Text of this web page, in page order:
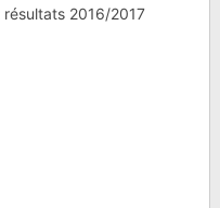
résultats 2016/2017